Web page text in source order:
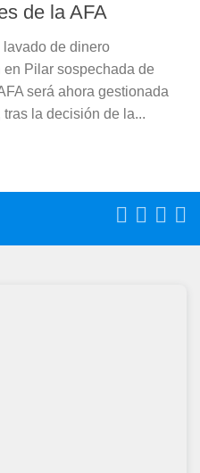
de la AFA
de dinero
Pilar sospechada de
será ahora gestionada
la decisión de la...